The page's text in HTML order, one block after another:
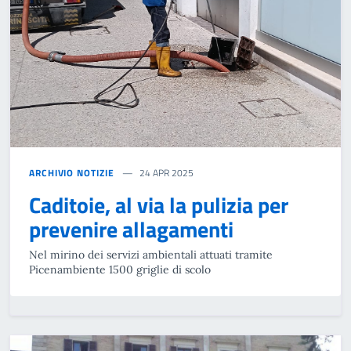
ARCHIVIO NOTIZIE 24 APR 2025
Caditoie, al via la pulizia per
prevenire allagamenti
Nel mirino dei servizi ambientali attuati tramite
Picenambiente 1500 griglie di scolo